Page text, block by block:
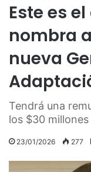
Este es
nombra
nueva
Tendrá una
los $30 millones
23/01/2026 277